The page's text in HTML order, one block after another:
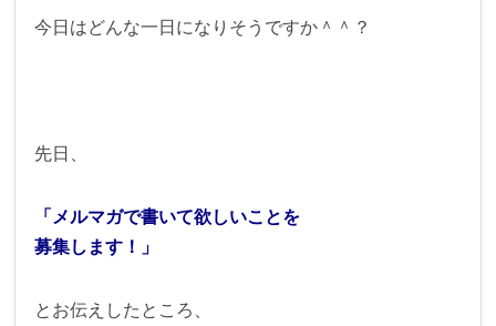
今日はどんな一日になりそうですか＾＾？
先日、
「メルマガで書いて欲しいことを
募集します！」
とお伝えしたところ、